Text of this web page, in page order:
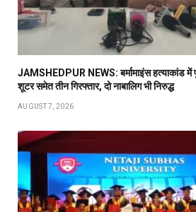
JAMSHEDPUR NEWS: बर्मामाइंस हत्याकांड
शूटर समेत तीन गिरफ्तार, दो नाबालिग भी निरुद्ध
AUGUST 7, 2026